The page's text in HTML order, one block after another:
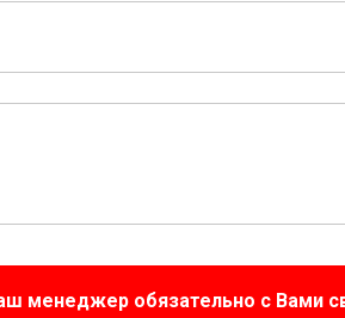
менеджер обязательно с Вами